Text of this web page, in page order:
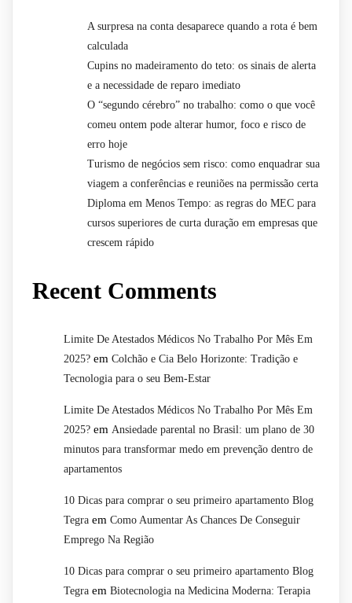
A surpresa na conta desaparece quando a rota é bem
calculada
Cupins no madeiramento do teto: os sinais de alerta
e a necessidade de reparo imediato
O “segundo cérebro” no trabalho: como o que você
comeu ontem pode alterar humor, foco e risco de
erro hoje
Turismo de negócios sem risco: como enquadrar sua
viagem a conferências e reuniões na permissão certa
Diploma em Menos Tempo: as regras do MEC para
cursos superiores de curta duração em empresas que
crescem rápido
Recent Comments
Limite De Atestados Médicos No Trabalho Por Mês Em
2025? em Colchão e Cia Belo Horizonte: Tradição e
Tecnologia para o seu Bem-Estar
Limite De Atestados Médicos No Trabalho Por Mês Em
2025? em Ansiedade parental no Brasil: um plano de 30
minutos para transformar medo em prevenção dentro de
apartamentos
10 Dicas para comprar o seu primeiro apartamento Blog
Tegra em Como Aumentar As Chances De Conseguir
Emprego Na Região
10 Dicas para comprar o seu primeiro apartamento Blog
Tegra em Biotecnologia na Medicina Moderna: Terapia